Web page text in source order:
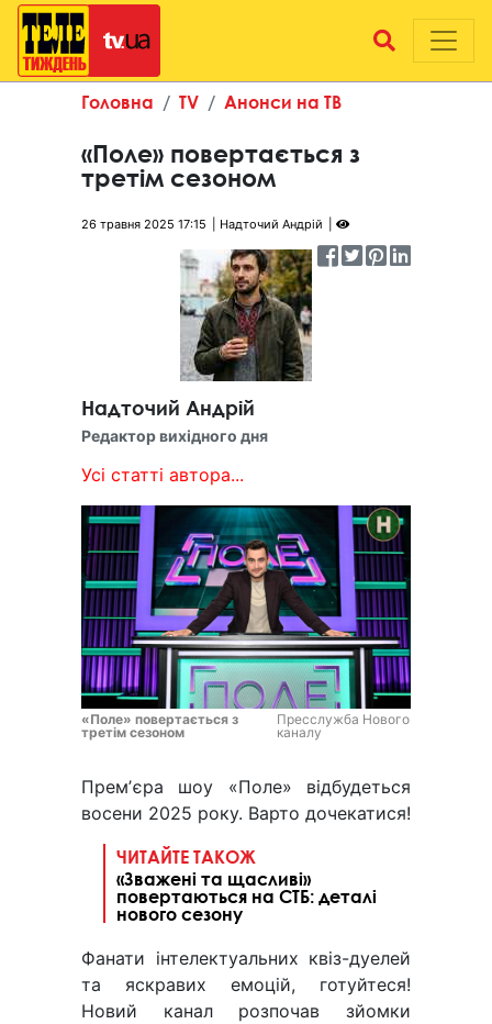
Головна TV Анонси на ТВ
«Поле» повертається з
третім сезоном
26 травня 2025 17:15 Надточий Андрій
Надточий Андрій
Редактор вихідного дня
Усі статті автора...
«Поле» повертається з
третім сезоном
Пресслужба Нового
каналу
Премʼєра шоу «Поле» відбудеться
восени 2025 року. Варто дочекатися!
ЧИТАЙТЕ ТАКОЖ
«Зважені та щасливі»
повертаються на СТБ: деталі
нового сезону
Фанати інтелектуальних квіз-дуелей
та яскравих емоцій, готуйтеся!
Новий канал розпочав зйомки